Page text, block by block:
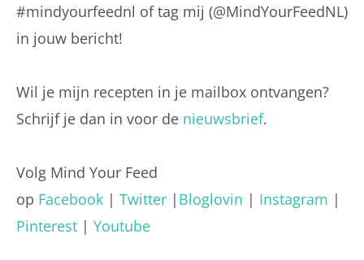
#mindyourfeednl of tag mij (@MindYourFeedNL)
in jouw bericht!
Wil je mijn recepten in je mailbox ontvangen?
Schrijf je dan in voor de nieuwsbrief.
Volg Mind Your Feed
op Facebook | Twitter | Bloglovin | Instagram |
Pinterest | Youtube